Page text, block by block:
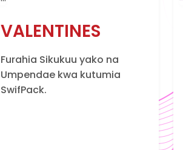
VALENTINES
Furahia Sikukuu yako na
Umpendae kwa kutumia
SwifPack.